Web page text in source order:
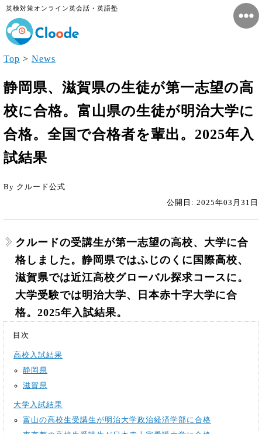
英検対策オンライン英会話・英語塾
Top > News
静岡県、滋賀県の生徒が第一志望の高
校に合格。富山県の生徒が明治大学に
合格。全国で合格者を輩出。2025年入
試結果
By クルード公式
公開日: 2025年03月31日
クルードの受講生が第一志望の高校、大学に合
格しました。静岡県ではふじのくに国際高校、
滋賀県では近江高校グローバル探求コースに。
大学受験では明治大学、日本赤十字大学に合
格。2025年入試結果。
目次
高校入試結果
静岡県
滋賀県
大学入試結果
富山の高校生受講生が明治大学政治経済学部に合格